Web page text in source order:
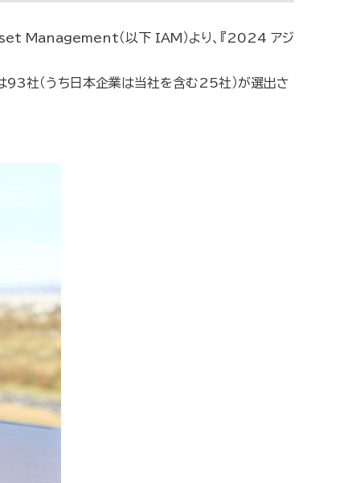
Management（以下 IAM）より、『2024 アジ
93社（うち日本企業は当社を含む25社）が選出さ